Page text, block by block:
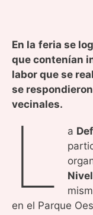
En la feria se
que contenían
labor que se
se
vecinales.
L a
en el Parque